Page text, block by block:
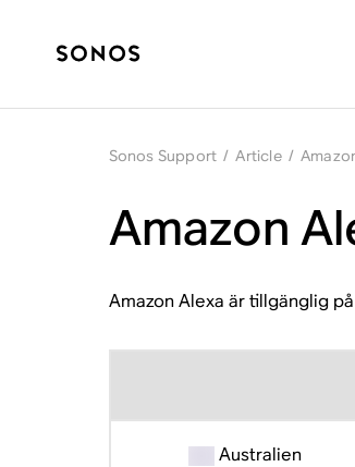
Sonos Support / Article /
Amazon
Amazon Alexa är tillgänglig
Australien